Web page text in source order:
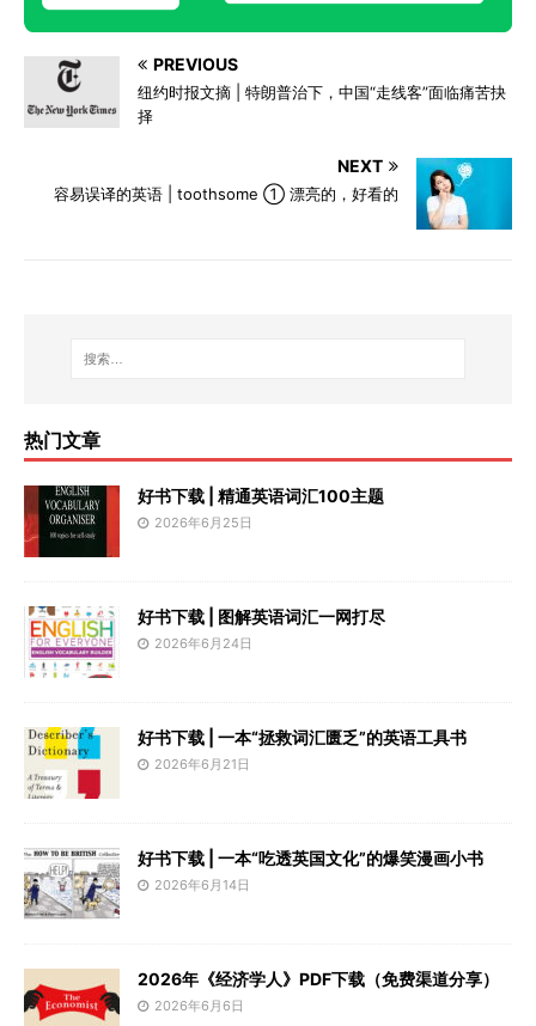
PREVIOUS
纽约时报文摘 | 特朗普治下，中国“走线客”面临痛苦抉
择
NEXT
容易误译的英语 | toothsome ① 漂亮的，好看的
热门文章
好书下载 | 精通英语词汇100主题
2026年6月25日
好书下载 | 图解英语词汇一网打尽
2026年6月24日
好书下载 | 一本“拯救词汇匮乏”的英语工具书
2026年6月21日
好书下载 | 一本“吃透英国文化”的爆笑漫画小书
2026年6月14日
2026年《经济学人》PDF下载（免费渠道分享）
2026年6月6日